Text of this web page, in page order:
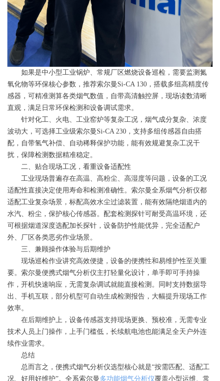
如果是中小型工业锅炉、常规厂区燃烧设备巡检，需要监测氮
氧化物等环保核心参数，推荐索尔曼Si-CA 130，搭载多组高精度传
感器，可精准测算各类烟气数值，自带高清触控屏，现场读数清晰
直观，满足日常环保检测和设备调试需求。
针对化工、火电、工业窑炉等复杂工况，烟气成分复杂、浓度
波动大，可选择工业级索尔曼Si-CA 230，支持多组传感器自由搭
配，自带氢气补偿、自动稀释保护功能，能有效规避复杂工况干
扰，保障检测数据精准稳定。
二、贴合现场工况，看重设备适配性
工业现场普遍存在高温、高粉尘、高湿度等问题，设备的工况
适配性直接决定使用寿命和检测准确性。索尔曼全系烟气分析仪都
适配工业复杂场景，标配高效水尘过滤装置，能有效隔绝烟道内的
水汽、粉尘，保护核心传感器。配套检测探针可耐受高温环境，还
可根据烟道深度选配加长探针，设备防护性能优异，完全适配户
外、厂区各类恶劣作业场景。
三、兼顾操作体验与后期维护
现场巡检作业讲究高效便捷，设备的便携性和易维护性至关重
要。索尔曼便携式烟气分析仪主打轻量化设计，单手即可手持操
作，开机快速响应，无需复杂调试就能直接检测。同时支持数据导
出、手机互联，部分机型可自动生成检测报告，大幅提升现场工作
效率。
在后期维护上，设备传感器支持现场更换、预校准，无需专业
技术人员上门操作，上手门槛低，长续航电池也能满足全天户外连
续作业需求。
总结
总而言之，便携式烟气分析仪选型核心就是“按需匹配、适配工
况、好用好维护”。全系索尔曼 多功能烟气分析仪覆盖小型运维、常